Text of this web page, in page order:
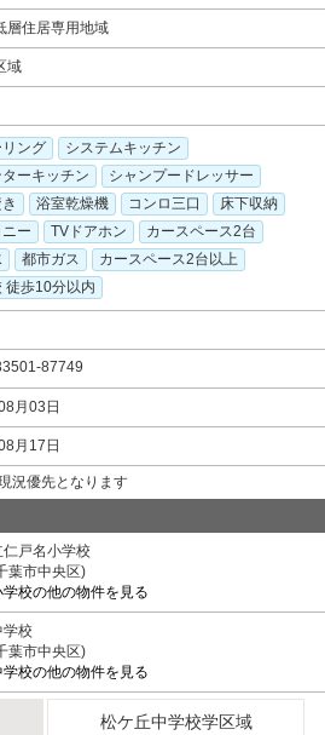
層住居専用地域
域
ング
システムキッチン
ーキッチン
シャンプードレッサー
浴室乾燥機 コンロ三口
床下収納
ー
TVドアホン
カースペース2台
都市ガス
カースペース2台以上
徒歩10分以内
87749
月03日
月17日
況優先となります
戸名小学校
葉市中央区)
校の他の物件を見る
学校
葉市中央区)
校の他の物件を見る
松ケ丘中学校学区域